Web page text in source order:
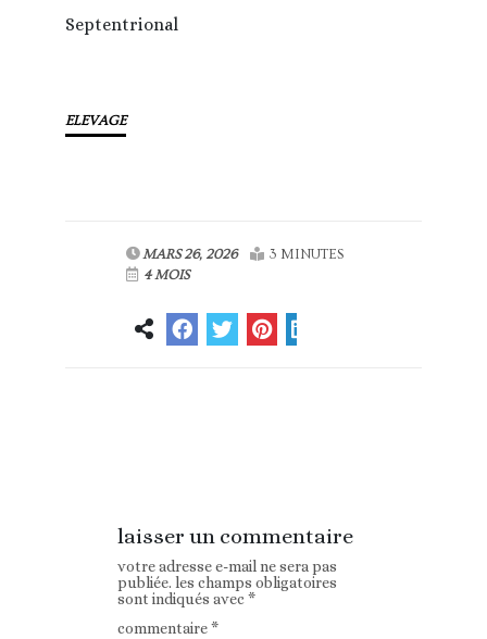
Septentrional
ELEVAGE
MARS 26, 2026
3 MINUTES
4 MOIS
laisser un commentaire
votre adresse e-mail ne sera pas
publiée. les champs obligatoires
sont indiqués avec*
commentaire*